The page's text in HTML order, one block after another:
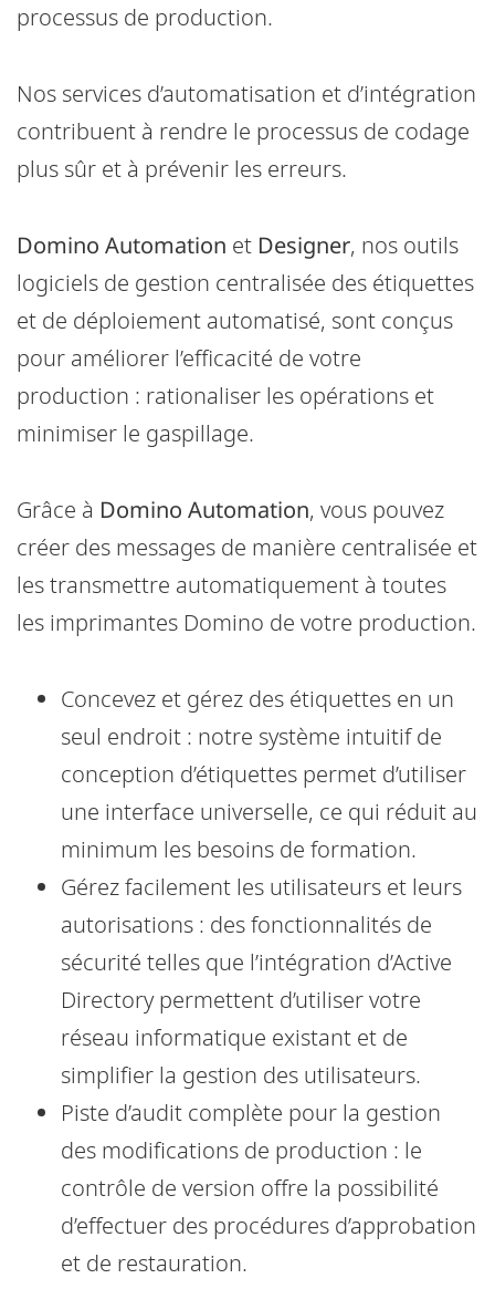
processus de production.
Nos services d’automatisation et d’intégration
contribuent à rendre le processus de codage
plus sûr et à prévenir les erreurs.
Domino Automation et Designer, nos outils
logiciels de gestion centralisée des étiquettes
et de déploiement automatisé, sont conçus
pour améliorer l’efficacité de votre
production : rationaliser les opérations et
minimiser le gaspillage.
Grâce à Domino Automation, vous pouvez
créer des messages de manière centralisée et
les transmettre automatiquement à toutes
les imprimantes Domino de votre production.
Concevez et gérez des étiquettes en un
seul endroit : notre système intuitif de
conception d’étiquettes permet d’utiliser
une interface universelle, ce qui réduit au
minimum les besoins de formation.
Gérez facilement les utilisateurs et leurs
autorisations : des fonctionnalités de
sécurité telles que l’intégration d’Active
Directory permettent d’utiliser votre
réseau informatique existant et de
simplifier la gestion des utilisateurs.
Piste d’audit complète pour la gestion
des modifications de production : le
contrôle de version offre la possibilité
d’effectuer des procédures d’approbation
et de restauration.